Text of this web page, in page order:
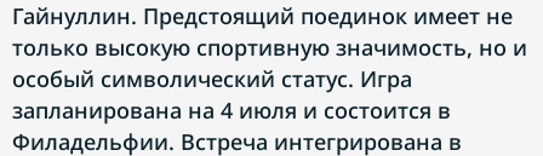
Гайнуллин. Предстоящий поединок имеет не
только высокую спортивную значимость, но и
особый символический статус. Игра
запланирована на 4 июля и состоится в
Филадельфии. Встреча интегрирована в